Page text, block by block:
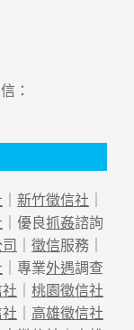
：
｜ 新竹徵信社 ｜
｜優良抓姦諮詢
｜ 徵信服務｜
｜專業外遇調查
｜ 桃園徵信社
｜ 高雄徵信社